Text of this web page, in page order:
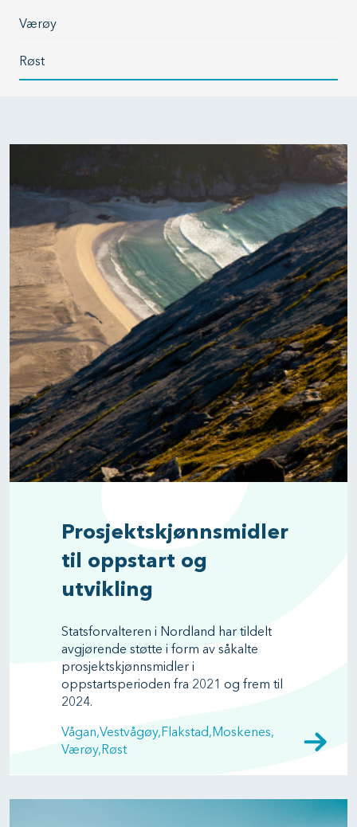
Værøy
Røst
Prosjektskjønnsmidler
til oppstart og
utvikling
Statsforvalteren i Nordland har tildelt
avgjørende støtte i form av såkalte
prosjektskjønnsmidler i
oppstartsperioden fra 2021 og frem til
2024.
Vågan Vestvågøy Flakstad Moskenes
Værøy Røst